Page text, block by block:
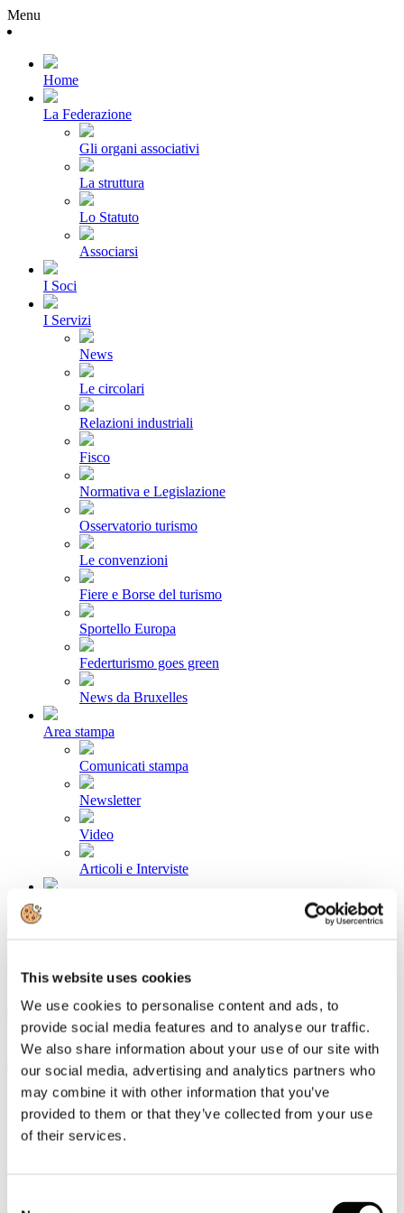
This website uses cookies
We use cookies to personalise content and ads, to
provide social media features and to analyse our traffic.
We also share information about your use of our site with
our social media, advertising and analytics partners who
may combine it with other information that you’ve
provided to them or that they’ve collected from your use
of their services.
Menu
Home
La Federazione
Gli organi associativi
La struttura
Lo Statuto
Associarsi
I Soci
I Servizi
News
Le circolari
Relazioni industriali
Fisco
Normativa e Legislazione
Osservatorio turismo
Le convenzioni
Fiere e Borse del turismo
Sportello Europa
Federturismo goes green
News da Bruxelles
Area stampa
Comunicati stampa
Newsletter
Video
Articoli e Interviste
Login
Cerca...
Il Presidente di Federturismo interviene